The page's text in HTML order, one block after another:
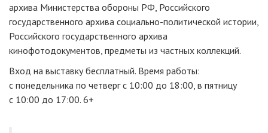
архива Министерства обороны РФ, Российского
государственного архива социально-политической истории,
Российского государственного архива
кинофотодокументов, предметы из частных коллекций.
Вход на выставку бесплатный. Время работы:
с понедельника по четверг с 10:00 до 18:00, в пятницу
с 10:00 до 17:00. 6+